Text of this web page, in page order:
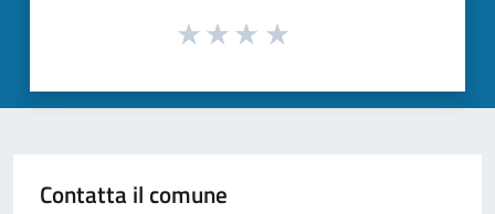
Contatta il comune